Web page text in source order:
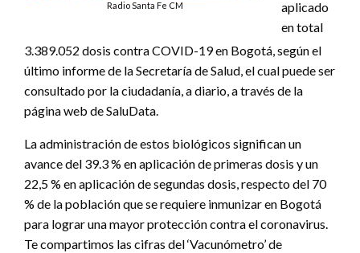
Radio Santa Fe CM
aplicado
en total
3.389.052 dosis contra COVID-19 en Bogotá, según el
último informe de la Secretaría de Salud, el cual puede ser
consultado por la ciudadanía, a diario, a través de la
página web de SaluData.
La administración de estos biológicos significan un
avance del 39.3 % en aplicación de primeras dosis y un
22,5 % en aplicación de segundas dosis, respecto del 70
% de la población que se requiere inmunizar en Bogotá
para lograr una mayor protección contra el coronavirus.
Te compartimos las cifras del ‘Vacunómetro’ de